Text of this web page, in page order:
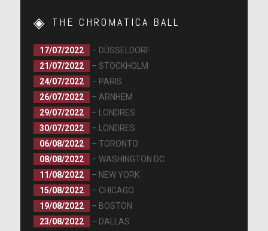
THE CHROMATICA BALL
17/07/2022
– DÜSSELDORF
21/07/2022
– STOCKHOLM
24/07/2022
– PARIS
26/07/2022
– ARNHEM
29/07/2022
– LONDRES
30/07/2022
– LONDRES
06/08/2022
– TORONTO
08/08/2022
– WASHINGTON DC
11/08/2022
– NEW YORK
15/08/2022
– CHICAGO
19/08/2022
– BOSTON
23/08/2022
– DALLAS